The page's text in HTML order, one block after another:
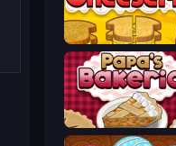
Papa's Cheeseria
Papa's Bakeria